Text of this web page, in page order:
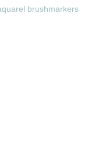
brushmarkers